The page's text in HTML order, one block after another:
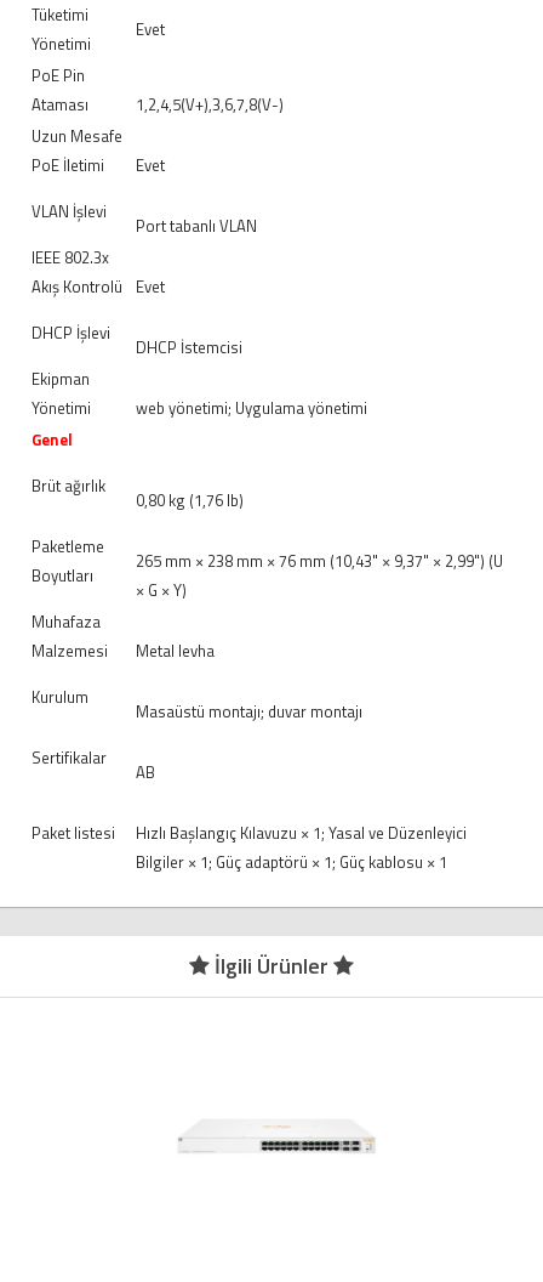
Tüketimi
Yönetimi
Evet
PoE Pin
Ataması
1,2,4,5(V+),3,6,7,8(V-)
Uzun Mesafe
PoE İletimi
Evet
VLAN İşlevi
Port tabanlı VLAN
IEEE 802.3x
Akış Kontrolü
Evet
DHCP İşlevi
DHCP İstemcisi
Ekipman
Yönetimi
web yönetimi; Uygulama yönetimi
Genel
Brüt ağırlık
0,80 kg (1,76 lb)
Paketleme
Boyutları
265 mm × 238 mm × 76 mm (10,43" × 9,37" × 2,99") (U
× G × Y)
Muhafaza
Malzemesi
Metal levha
Kurulum
Masaüstü montajı; duvar montajı
Sertifikalar
AB
Paket listesi
Hızlı Başlangıç ​​Kılavuzu × 1; Yasal ve Düzenleyici
Bilgiler × 1; Güç adaptörü × 1; Güç kablosu × 1
İlgili Ürünler